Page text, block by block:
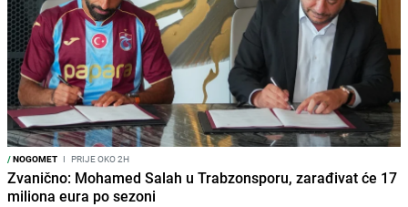
/NOGOMET I PRIJE OKO 2H
Zvanično: Mohamed Salah u Trabzonsporu, zarađivat će 17
miliona eura po sezoni